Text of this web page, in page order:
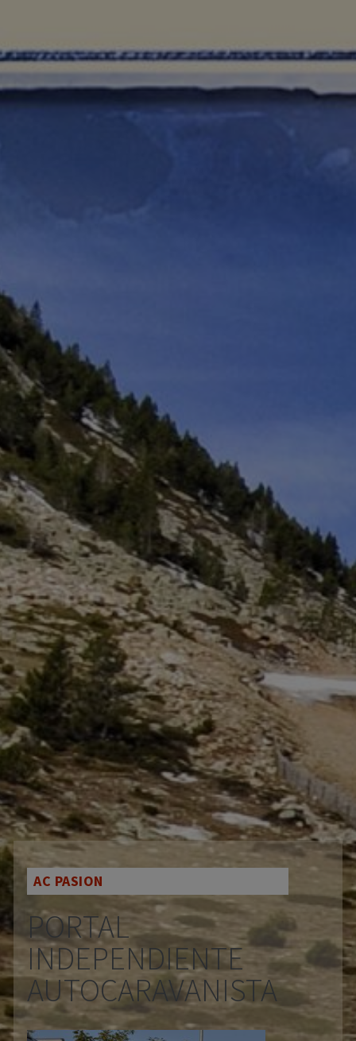
AC PASION
PORTAL
INDEPENDIENTE
AUTOCARAVANISTA